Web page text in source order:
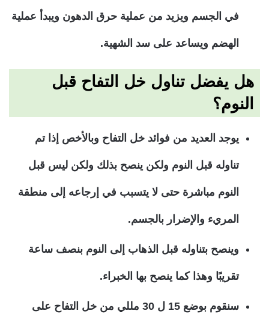
في الجسم ويزيد من عملية حرق الدهون ويبدأ عملية
الهضم ويساعد على سد الشهية.
هل يفضل تناول خل التفاح قبل
النوم؟
يوجد العديد من فوائد خل التفاح وبالأخص إذا تم
تناوله قبل النوم ولكن ينصح بذلك ولكن ليس قبل
النوم مباشرة حتى لا يتسبب في إرجاعه إلى منطقة
المريء والإضرار بالجسم.
وينصح بتناوله قبل الذهاب إلى النوم بنصف ساعة
تقريبًا وهذا كما ينصح بها الخبراء.
سنقوم بوضع 15 ل 30 مللي من خل التفاح على